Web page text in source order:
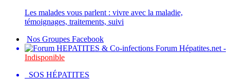
Les malades vous parlent : vivre avec la maladie,
témoignages, traitements, suivi
Nos Groupes Facebook
Forum Hépatites.net -
Indisponible
SOS HÉPATITES